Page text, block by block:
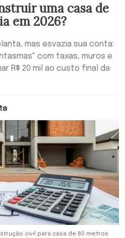
uma casa de
em 2026?
mas esvazia sua conta:
com taxas, muros e
R$ 20 mil ao custo final da
civil para casa de 80 metros